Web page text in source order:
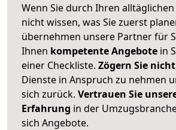
Wenn Sie durch Ihren
nicht wissen, was Sie zuerst
übernehmen unsere Partner für
Ihnen kompetente Angebote in
einer Checkliste. Zögern Sie nicht
Dienste in Anspruch zu nehmen
sich zurück. Vertrauen Sie
Erfahrung in der
sich Angebote.